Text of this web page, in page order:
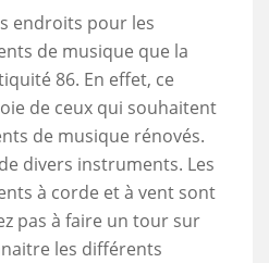
endroits pour les
de musique que la
86. En effet, ce
de ceux qui souhaitent
de musique rénovés.
divers instruments. Les
à corde et à vent sont
pas à faire un tour sur
les différents